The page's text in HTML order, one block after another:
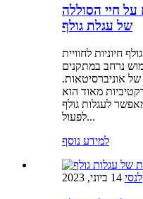
חיי הסוללה
של עגלת גולף
חיוניות לחוויית
נרחב במתקנים
אוניברסיטאות.
מאוד הוא
לעגלות גולף
לפעול...
למידע נוסף
14 ביוני, 2023